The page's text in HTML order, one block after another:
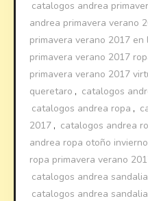
catalogos andrea
andrea primavera verano
primavera verano 2017 en
primavera verano 2017
primavera verano 2017
queretaro , catalogos
catalogos andrea ropa ,
2017 , catalogos andrea
andrea ropa otoño
ropa primavera verano
catalogos andrea
catalogos andrea